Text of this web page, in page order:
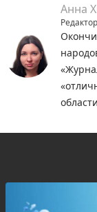
Анна